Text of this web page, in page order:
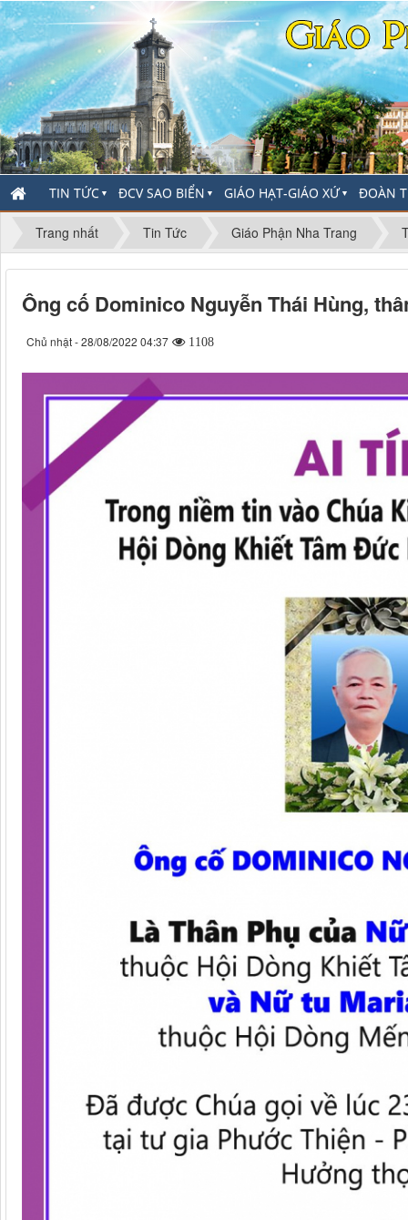
TIN TỨC ▼ ĐCV SAO BIỂN ▼ GIÁO HẠT-GIÁO XỨ▼ ĐOÀN
Trang nhất Tin Tức Giáo Phận Nha Trang
Ông cố Dominico Nguyễn Thái Hùng,
Chủ nhật - 28/08/2022 04:37 1108